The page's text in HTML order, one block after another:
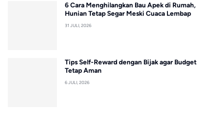
6 Cara Menghilangkan Bau Apek di Rumah,
Hunian Tetap Segar Meski Cuaca Lembap
31 JULI, 2026
Tips Self-Reward dengan Bijak agar Budget
Tetap Aman
6 JULI, 2026